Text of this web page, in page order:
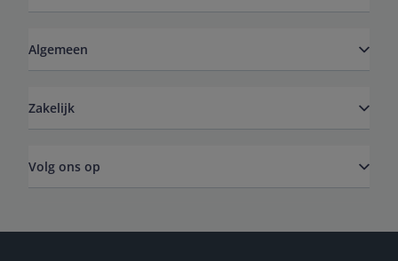
Algemeen
Zakelijk
Volg ons op